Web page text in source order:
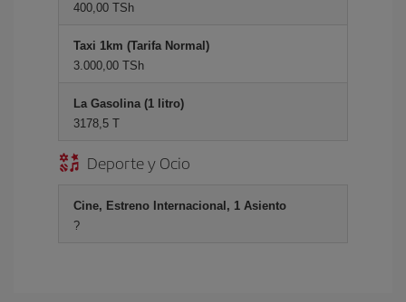
400,00 TSh
Taxi 1km (Tarifa Normal)
3.000,00 TSh
La Gasolina (1 litro)
3178,5 T
Deporte y Ocio
Cine, Estreno Internacional, 1 Asiento
?